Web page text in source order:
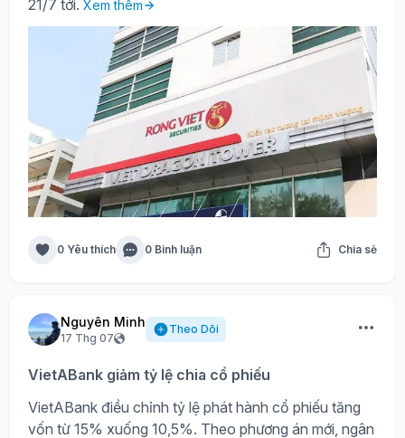
21/7 tới. Xem thêm
0 Yêu thích 0 Bình luận Chia sẻ
Nguyên Minh
17 Thg 07
Theo Dõi
VietABank giảm tỷ lệ chia cổ phiếu
VietABank điều chỉnh tỷ lệ phát hành cổ phiếu tăng
vốn từ 15% xuống 10,5%. Theo phương án mới, ngân